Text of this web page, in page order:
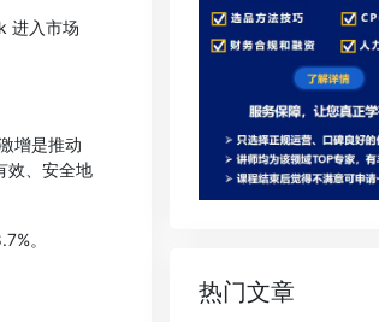
进入市场
增是推动
效、安全地
。
热门文章